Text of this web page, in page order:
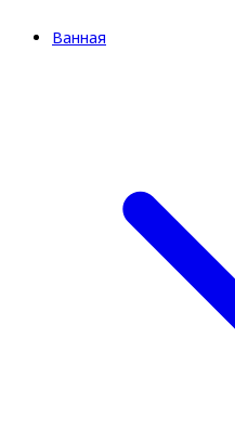
Ванная